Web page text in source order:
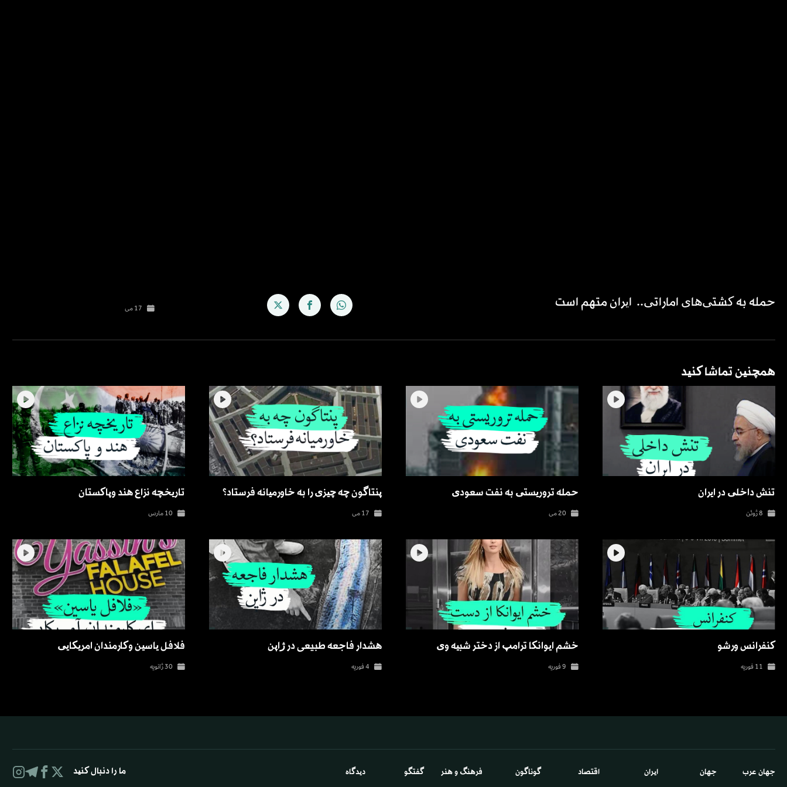
حمله به کشتی‌های اماراتی.. ⁧ ایران⁩ متهم است 17 می
همچنین تماشا کنید
تنش داخلی در ایران
8 ژوئن
حمله تروریستی به نفت سعودی
20 می
پنتاگون چه چیزی را به خاورمیانه فرستاد؟
17 می
تاریخچه نزاع هند وپاکستان
10 مارس
کنفرانس ورشو
11 فوریه
خشم ایوانکا ترامپ از دختر شبیه وی
9 فوریه
هشدار فاجعه طبيعى در ژاپن
4 فوریه
فلافل یاسین وکارمندان امریکایی
30 ژانویه
جهان عرب جهان ایران اقتصاد گوناگون فرهنگ و هنر گفتگو دیدگاه ما را دنبال کنید